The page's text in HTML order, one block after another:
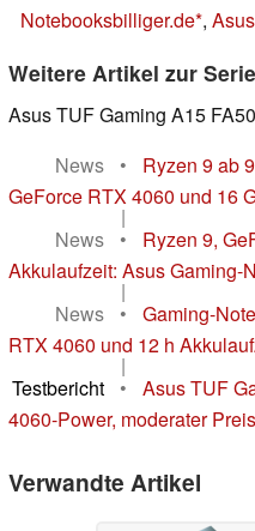
Notebooksbilliger.de , Asus
Weitere Artikel zur Serie
Asus TUF Gaming A15
News
•
Ryzen 9 ab
GeForce RTX 4060 und 16
|
News
•
Ryzen 9,
Akkulaufzeit: Asus Gaming-
|
News
•
Gaming-
RTX 4060 und 12 h
|
Testbericht
•
Asus TUF
4060-Power, moderater
Verwandte Artikel